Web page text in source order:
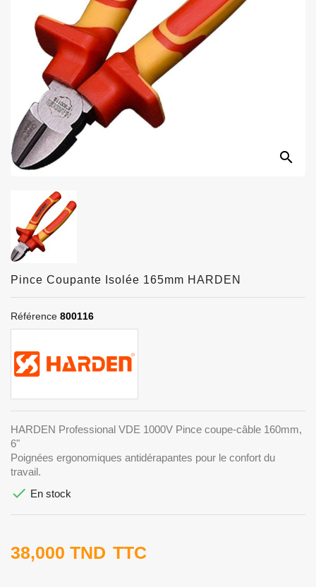
search
Pince Coupante Isolée 165mm HARDEN
Référence 800116
HARDEN Professional VDE 1000V Pince coupe-câble 160mm,
6"
Poignées ergonomiques antidérapantes pour le confort du
travail.
 En stock
38,000 TND TTC